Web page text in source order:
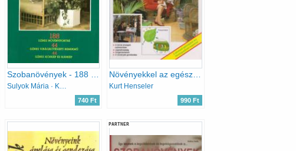
Szobanövények - 188 színes növényportré, 44 színes virágkötészeti remekmű, 44 színes kórkép és kárkép
Sulyok Mária · Kecskés Tibor
740 Ft
Növényekkel az egészséges szobalevegőért
Kurt Henseler
990 Ft
PARTNER